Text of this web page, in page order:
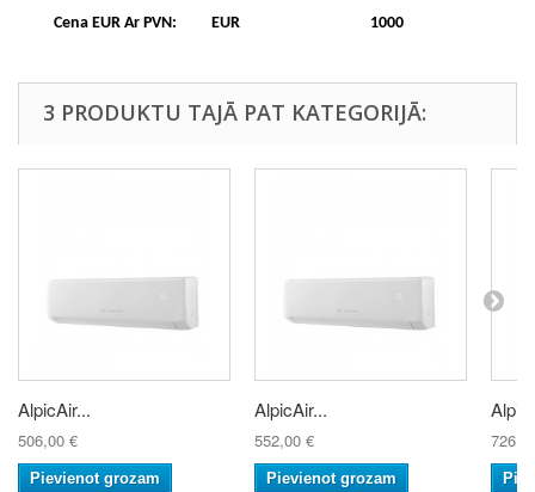
Cena EUR Ar PVN: EUR 1000
3 PRODUKTU TAJĀ PAT KATEGORIJĀ:
AlpicAir...
506,00 €
Pievienot grozam
AlpicAir...
552,00 €
Pievienot grozam